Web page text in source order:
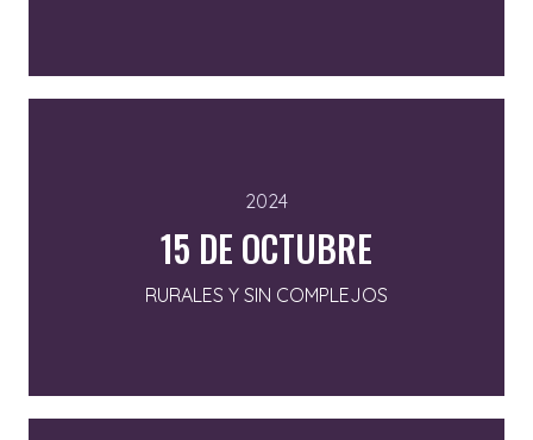
2024
15 DE OCTUBRE
RURALES Y SIN COMPLEJOS